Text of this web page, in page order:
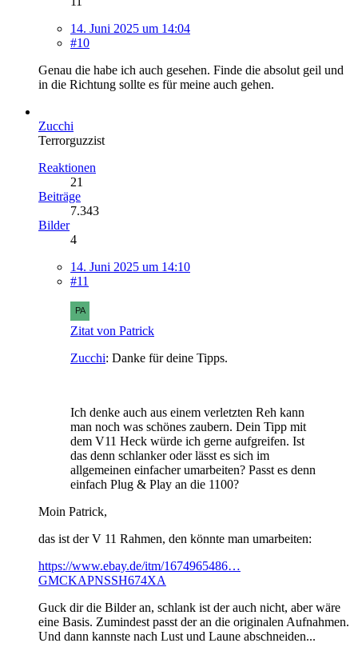
14. Juni 2025 um 14:04
#10
Genau die habe ich auch gesehen. Finde die absolut geil und
in die Richtung sollte es für meine auch gehen.
Zucchi
Terrorguzzist
Reaktionen
21
Beiträge
7.343
Bilder
4
14. Juni 2025 um 14:10
#11
Zitat von Patrick
Zucchi: Danke für deine Tipps.
Ich denke auch aus einem verletzten Reh kann
man noch was schönes zaubern. Dein Tipp mit
dem V11 Heck würde ich gerne aufgreifen. Ist
das denn schlanker oder lässt es sich im
allgemeinen einfacher umarbeiten? Passt es denn
einfach Plug & Play an die 1100?
Moin Patrick,
das ist der V 11 Rahmen, den könnte man umarbeiten:
https://www.ebay.de/itm/1674965486…
GMCKAPNSSH674XA
Guck dir die Bilder an, schlank ist der auch nicht, aber wäre
eine Basis. Zumindest passt der an die originalen Aufnahmen.
Und dann kannste nach Lust und Laune abschneiden...